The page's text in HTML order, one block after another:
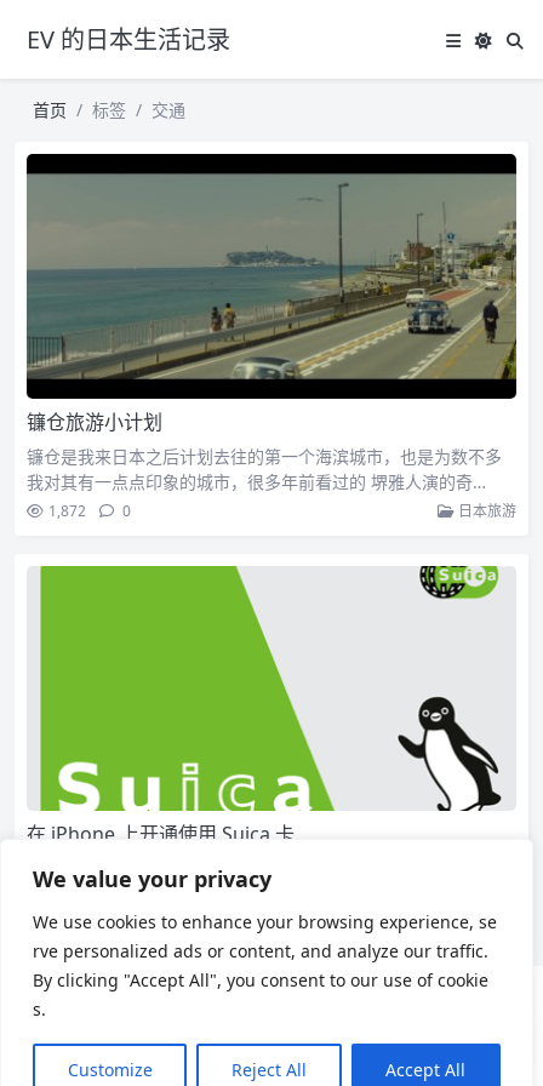
We value your privacy
We use cookies to enhance your browsing experience, se
rve personalized ads or content, and analyze our traffic.
By clicking "Accept All", you consent to our use of cookie
s.
Customize Reject All Accept All
EV 的日本生活记录
首页 标签 交通
镰仓旅游小计划
镰仓是我来日本之后计划去往的第一个海滨城市，也是为数不多
我对其有一点点印象的城市，很多年前看过的 堺雅人演的奇…
1,872 0 日本旅游
在 iPhone 上开通使用 Suica 卡
2023 年因为芯片短缺，所以日本境内的地铁站都停止销售实体的
Suica 卡片，但是在日本生活 Suica …
6,720 0 日本生活
用户协议 隐私政策
Theme byPuock